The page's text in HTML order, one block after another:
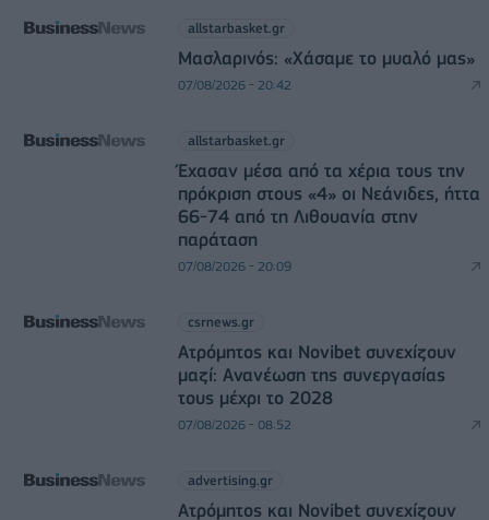
allstarbasket.gr
Μασλαρινός: «Χάσαμε το μυαλό μας»
07/08/2026 - 20:42
allstarbasket.gr
Έχασαν μέσα από τα χέρια τους την
πρόκριση στους «4» οι Νεάνιδες, ήττα
66-74 από τη Λιθουανία στην
παράταση
07/08/2026 - 20:09
csrnews.gr
Ατρόμητος και Novibet συνεχίζουν
μαζί: Ανανέωση της συνεργασίας
τους μέχρι το 2028
07/08/2026 - 08:52
advertising.gr
Ατρόμητος και Novibet συνεχίζουν